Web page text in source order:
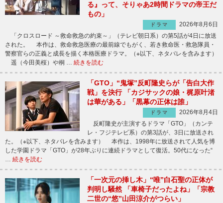
る』って、そりゃあ2時間ドラマの帝王だ
もの」
ドラマ
2026年8月6日
「クロスロード ～救命救急の約束～」（テレビ朝日系）の第5話が4日に放送
された。 本作は、救命救急医療の最前線でもがく、若き救命医・救急隊員・
警察官らの正義と成長を描く本格医療ドラマ。（※以下、ネタバレを含みます）
遥（今田美桜）や桐 … 続きを読む
「GTO」“鬼塚”反町隆史らが「告白大作
戦」を決行 「カジサックの娘・梶原叶渚
は華がある」「黒幕の正体は誰」
ドラマ
2026年8月4日
反町隆史が主演するドラマ「GTO」（カンテ
レ・フジテレビ系）の第3話が、3日に放送され
た。（※以下、ネタバレを含みます） 本作は、1998年に放送されて人気を博
した学園ドラマ「GTO」が28年ぶりに連続ドラマとして復活。50代になった“
… 続きを読む
「一次元の挿し木」“唯”白石聖の正体が
判明し騒然 「車椅子だったよね」「宗教
二世の“悠”山田涼介がつらい」